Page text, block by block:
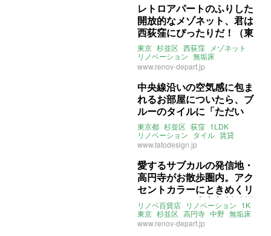
レトロアパートのふりした
開放的なメゾネット、君は
西荻窪にぴったりだ！（東
京都杉並区43㎡の賃貸物
件）
東京 杉並区 西荻窪
メゾネット
リノベーション 無垢床
リノベ百貨店 賃貸
www.renov-depart.jp
中央線沿いの空気感に包ま
れるお部屋についたら、ブ
ルーのタイルに「ただい
ま」(東京都杉並区40㎡の
賃貸物件)
東京都 杉並区 荻窪 1LDK
リノベーション タイル 賃貸
www.tatodesign.jp
愛するサブカルの発信地・
高円寺がお散歩圏内。アク
セントカラーにときめくリ
ノベルーム（東京都杉並区
19㎡の賃貸物件）
リノベ百貨店 リノベーション 1K
東京 杉並区 高円寺 中野 無垢床
ライター：ほしりょうこ
www.renov-depart.jp